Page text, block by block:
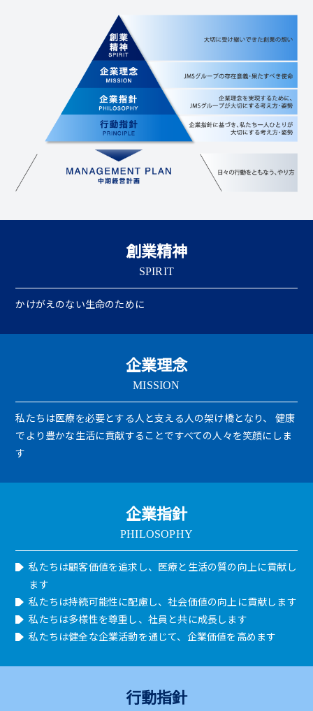
創業精神
SPIRIT
かけがえのない生命のために
企業理念
MISSION
私たちは医療を必要とする人と支える人の架け橋となり、
健康
でより豊かな生活に貢献することですべての人々を笑顔にしま
す
企業指針
PHILOSOPHY
私たちは顧客価値を追求し、医療と生活の質の向上に貢献し
ます
私たちは持続可能性に配慮し、社会価値の向上に貢献します
私たちは多様性を尊重し、社員と共に成長します
私たちは健全な企業活動を通じて、企業価値を高めます
行動指針